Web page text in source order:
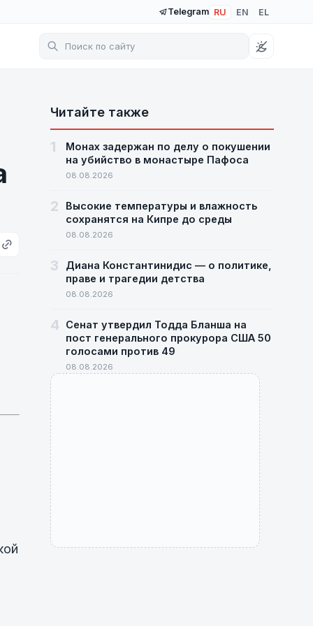
Telegram RU EN EL
Читайте также
1
Монах задержан по делу о покушении
на убийство в монастыре Пафоса
08.08.2026
2
Высокие температуры и влажность
сохранятся на Кипре до среды
08.08.2026
3
Диана Константинидис — о политике,
праве и трагедии детства
08.08.2026
4
Сенат утвердил Тодда Бланша на
пост генерального прокурора США 50
голосами против 49
08.08.2026